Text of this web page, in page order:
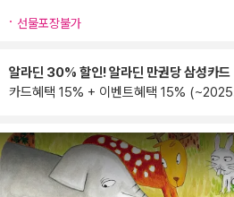
선물포장불가
알라딘 30% 할인! 알라딘 만권당 삼성카드
카드혜택 15% + 이벤트혜택 15%